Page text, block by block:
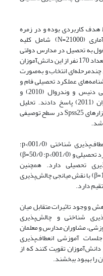
کاربردی بوده و در زمره
تحقیقات همبستگی است. جامعه آماری (N=21000) شامل کلیه
به تحصیل در مدارس دولتی
شهرستان اردبیل در سال 1402 بود. تعداد 170 نفر از این دانش‌آموزان
انتخاب و به‌صورت
عملکرد تحصیلی فام و
تیلور (1993) ، انعطاف‌پذیری شناختی دنیس و وندروال (2010) و
چالش‌پذیری تحصیلی پورتر و همکاران (2011) پاسخ دادند. تحلیل
داده‌های به دست آمده از طریق نرم‌افزار‌های Spss25 در سطح توصیفی
یافته‌ها: طبق نتایج تحلیل مسیر انعطاف‌پذیری شناختی (001/0>p؛
18/0=β)، اثر مستقیم و مثبت بر عملکرد تحصیلی و (001/0>p؛ 50/0=β)
تحصیلی دارد. همچنین
انعطاف‌پذیری شناختی (005/0>p؛ 10/0=β) با نقش میانجی چالش‌پذیری
دارد.
و وجود تاثیرات متقابل میان
شناختی و چالش‌پذیری
مشاوران مدارس و معلمان
جلسات آموزشی انعطاف‌پذیری
تقویت کنند که از
را بهبود ببخشند.